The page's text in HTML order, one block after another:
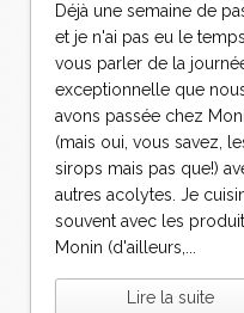
Déjà une semaine de
et je n'ai pas eu le
vous parler de la
exceptionnelle que
avons passée chez
(mais oui, vous savez,
sirops mais pas que!)
autres acolytes. Je
souvent avec les
Monin (d'ailleurs,...
Lire la suite